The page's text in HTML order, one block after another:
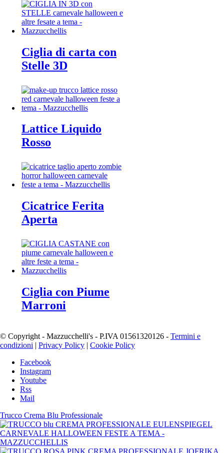
Ciglia di carta con
Stelle 3D
Lattice Liquido
Rosso
Cicatrice Ferita
Aperta
Ciglia con Piume
Marroni
© Copyright - Mazzucchelli's - P.IVA 01561320126 - Termini e
condizioni | Privacy Policy | Cookie Policy
Facebook
Instagram
Youtube
Rss
Mail
Trucco Crema Blu Professionale